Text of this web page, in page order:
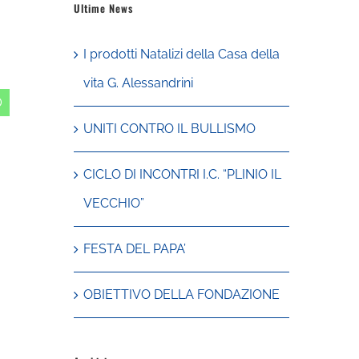
Ultime News
I prodotti Natalizi della Casa della
vita G. Alessandrini
UNITI CONTRO IL BULLISMO
CICLO DI INCONTRI I.C. “PLINIO IL
VECCHIO”
FESTA DEL PAPA’
OBIETTIVO DELLA FONDAZIONE